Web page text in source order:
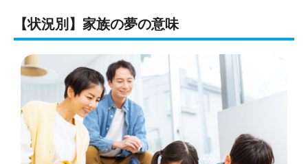
【状況別】家族の夢の意味